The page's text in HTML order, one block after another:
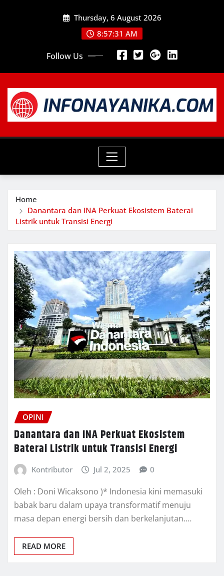
Thursday, 6 August 2026
8:57:32 AM
Follow Us
Home
Danantara dan INA Perkuat Ekosistem Baterai
Listrik untuk Transisi Energi
OPINI
Danantara dan INA Perkuat Ekosistem
Baterai Listrik untuk Transisi Energi
Kontributor Jul 2, 2025 0
Oleh : Doni Wicaksono )* Indonesia kini memasuki
babak baru dalam upaya transformatif menuju
masa depan energi bersih dan berkelanjutan.…
READ MORE